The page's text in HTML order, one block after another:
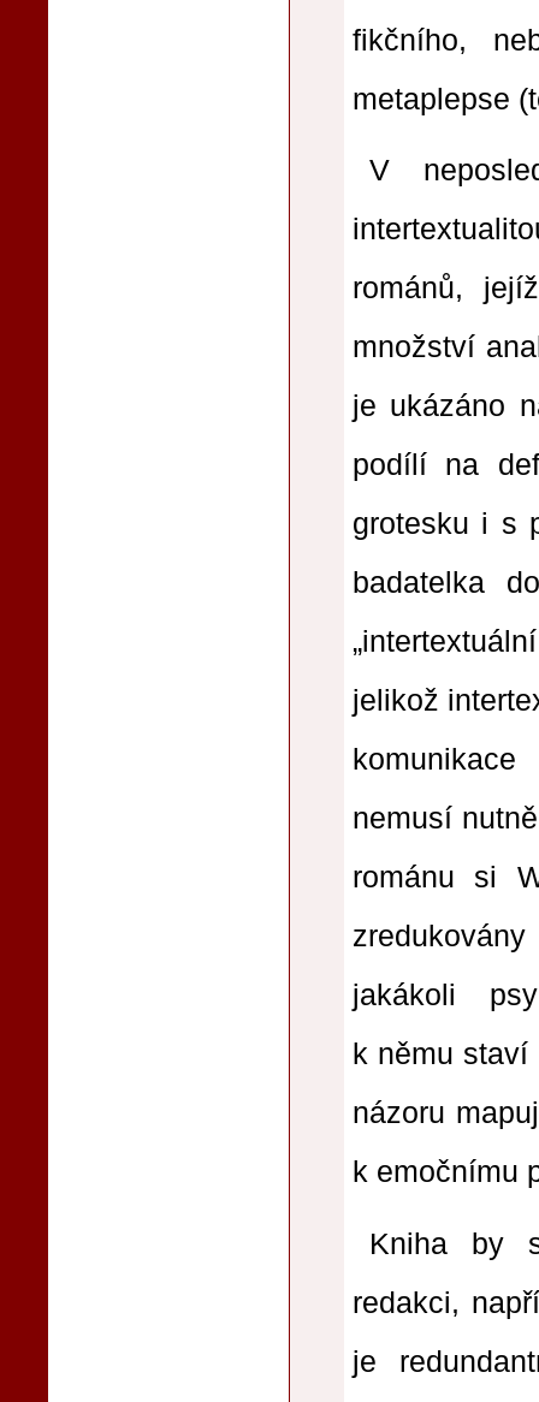
fikčního,
metaplepse
V
románů,
množství
je ukázáno
podílí na
grotesku i s
badatelka
jelikož
nemusí
románu si
jakákoli
k němu
názoru
k emočnímu
Kniha by
redakci,
je